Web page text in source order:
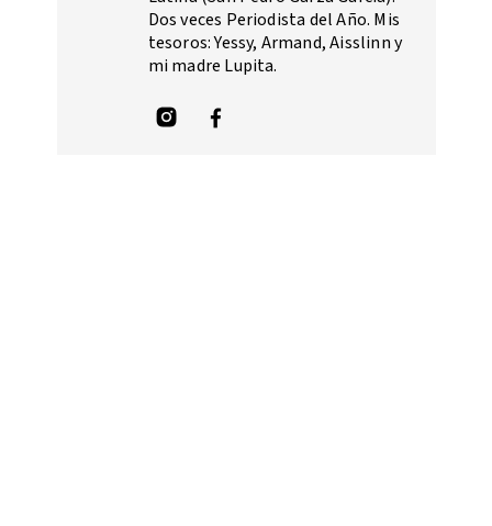
Dos veces Periodista del Año. Mis
tesoros: Yessy, Armand, Aisslinn y
mi madre Lupita.